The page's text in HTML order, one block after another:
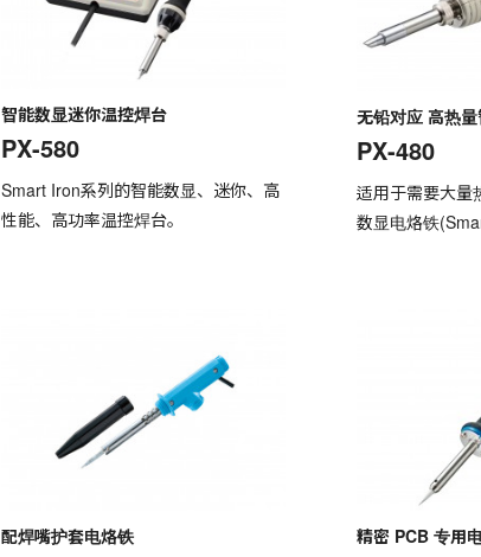
智能数显迷你温控焊台
PX-580
Smart Iron系列的智能数显、迷你、高
性能、高功率温控焊台。
无铅对应 高热
PX-480
适用于需要大量
数显电烙铁
配焊嘴护套电烙铁 精密 PCB 专用